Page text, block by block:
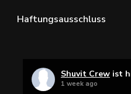
Haftungsausschluss
Shuvit Crew ist
1 week ago